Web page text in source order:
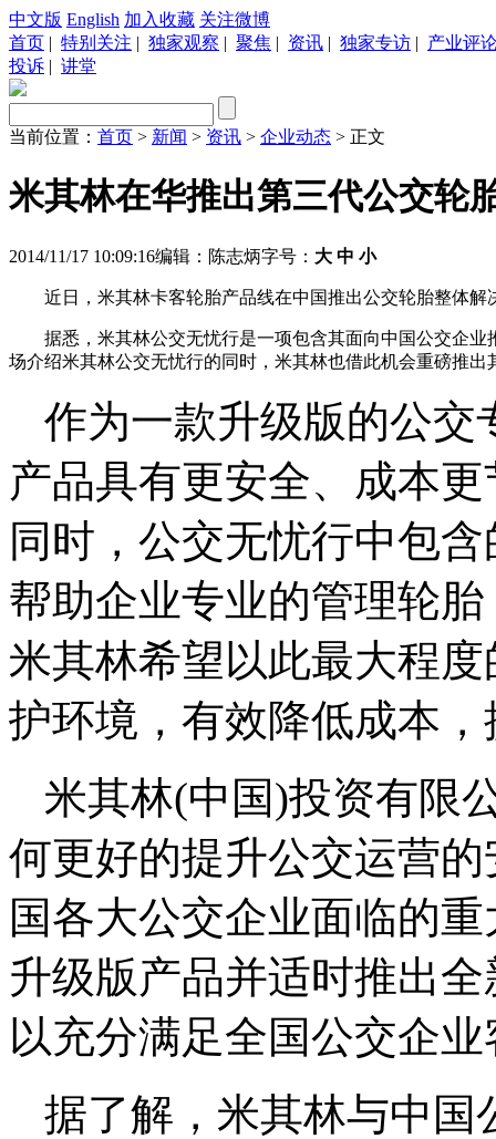
中文版 English 加入收藏 关注微博
首页 | 特别关注 | 独家观察 | 聚焦 | 资讯 | 独家专访 | 产业评
投诉 | 讲堂
当前位置： 首页 > 新闻 > 资讯 > 企业动态 > 正文
米其林在华推出第三代公交轮
2014/11/17 10:09:16编辑：陈志炳字号： 大 中 小
近日，米其林卡客轮胎产品线在中国推出公交轮胎整体
据悉，米其林公交无忧行是一项包含其面向中国公交企
场介绍米其林公交无忧行的同时，米其林也借此机会重磅推
作为一款升级版的公交
产品具有更安全、成本
同时，公交无忧行中包
帮助企业专业的管理轮
米其林希望以此最大程
护环境，有效降低成本
米其林(中国)投资有限
何更好的提升公交运营
国各大公交企业面临的
升级版产品并适时推出
以充分满足全国公交企业
据了解，米其林与中国